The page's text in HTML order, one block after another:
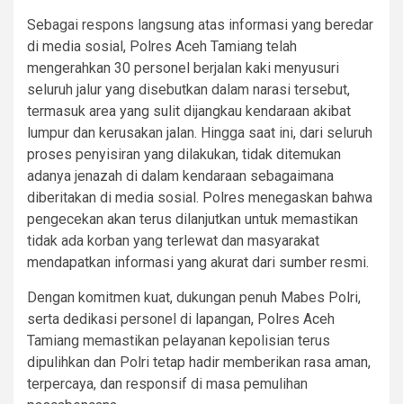
Sebagai respons langsung atas informasi yang beredar
di media sosial, Polres Aceh Tamiang telah
mengerahkan 30 personel berjalan kaki menyusuri
seluruh jalur yang disebutkan dalam narasi tersebut,
termasuk area yang sulit dijangkau kendaraan akibat
lumpur dan kerusakan jalan. Hingga saat ini, dari seluruh
proses penyisiran yang dilakukan, tidak ditemukan
adanya jenazah di dalam kendaraan sebagaimana
diberitakan di media sosial. Polres menegaskan bahwa
pengecekan akan terus dilanjutkan untuk memastikan
tidak ada korban yang terlewat dan masyarakat
mendapatkan informasi yang akurat dari sumber resmi.
Dengan komitmen kuat, dukungan penuh Mabes Polri,
serta dedikasi personel di lapangan, Polres Aceh
Tamiang memastikan pelayanan kepolisian terus
dipulihkan dan Polri tetap hadir memberikan rasa aman,
terpercaya, dan responsif di masa pemulihan